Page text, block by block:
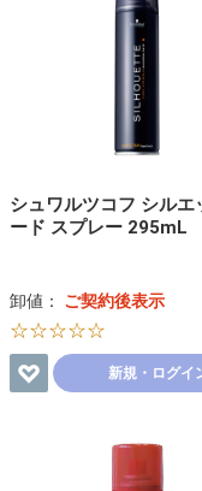
シュワルツコフ シルエ
ード スプレー 295mL
卸値： ご契約後表示
☆☆☆☆☆
新規・ログイ